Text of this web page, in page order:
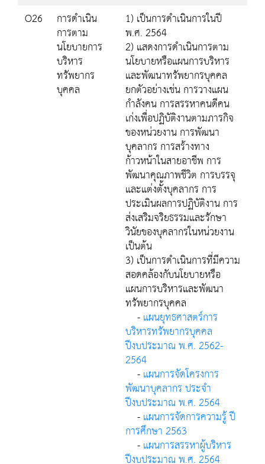
O26
การดำเนิน
การตาม
นโยบายการ
บริหาร
ทรัพยากร
บุคคล
1) เป็นการดำเนินการในปี
พ.ศ. 2564
2) แสดงการดำเนินการตาม
นโยบายหรือแผนการบริหาร
และพัฒนาทรัพยากรบุคคล
ยกตัวอย่างเช่น การวางแผน
กำลังคน การสรรหาคนดีคน
เก่งเพื่อปฏิบัติงานตามภารกิจ
ของหน่วยงาน การพัฒนา
บุคลากร การสร้างทาง
ก้าวหน้าในสายอาชีพ การ
พัฒนาคุณภาพชีวิต การบรรจุ
และแต่งตั้งบุคลากร การ
ประเมินผลการปฏิบัติงาน การ
ส่งเสริมจริยธรรมและรักษา
วินัยของบุคลากรในหน่วยงาน
เป็นต้น
3) เป็นการดำเนินการที่มีความ
สอดคล้องกับนโยบายหรือ
แผนการบริหารและพัฒนา
ทรัพยากรบุคคล
-แผนยุทธศาสตร์การ
บริหารทรัพยากรบุคคล
ปีงบประมาณ พ.ศ. 2562-
2564
-แผนการจัดโครงการ
พัฒนาบุคลากร ประจำ
ปีงบประมาณ พ.ศ. 2564
-แผนการจัดการความรู้ ปี
การศึกษา 2563
-แผนการสรรหาผู้บริหาร
ปีงบประมาณ พ.ศ. 2564